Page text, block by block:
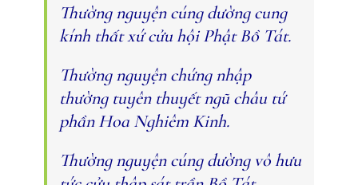
Thường nguyện cúng dường cung
kính thất xứ cửu hội Phật Bồ Tát.
Thường nguyện chứng nhập
thường tuyên thuyết ngũ châu tứ
phần Hoa Nghiêm Kinh.
Thường nguyện cúng dường vô hưu